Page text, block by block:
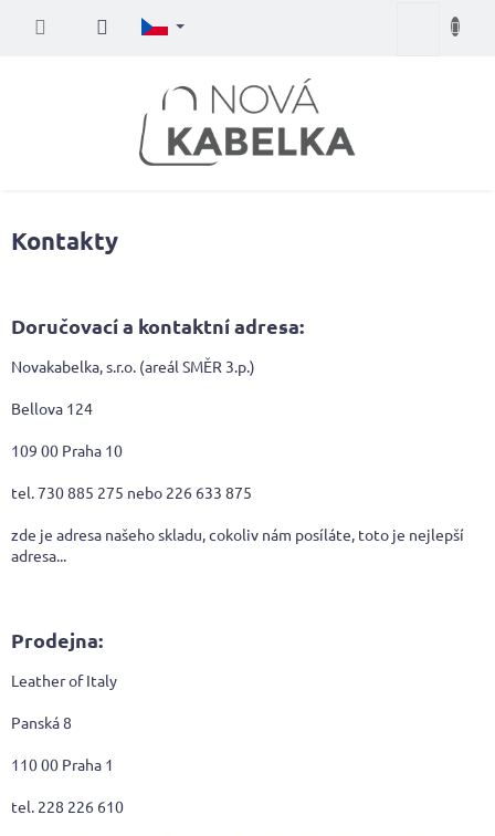
Nákupní
Kontakty
Doručovací a kontaktní adresa:
Novakabelka, s.r.o. (areál SMĚR 3.p.)
Bellova 124
109 00 Praha 10
tel. 730 885 275 nebo 226 633 875
zde je adresa našeho skladu, cokoliv nám posíláte, toto je nejlepší
adresa...
Prodejna:
Leather of Italy
Panská 8
110 00 Praha 1
tel. 228 226 610